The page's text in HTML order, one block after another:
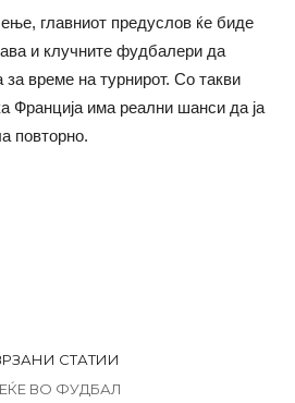
главниот предуслов ќе биде
и клучните фудбалери да
време на турнирот. Со такви
Франција има реални шанси да ја
повторно.
СТАТИИ
ВО ФУДБАЛ